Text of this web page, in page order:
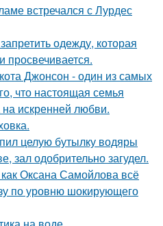
встречался с Лурдес
одежду, которая
просвечивается.
Джонсон - один из самых
что настоящая семья
на искренней любви.
целую бутылку водяры
зал одобрительно загудел.
Оксана Самойлова всё
по уровню шокирующего